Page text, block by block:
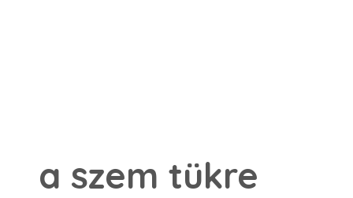
a szem tükre